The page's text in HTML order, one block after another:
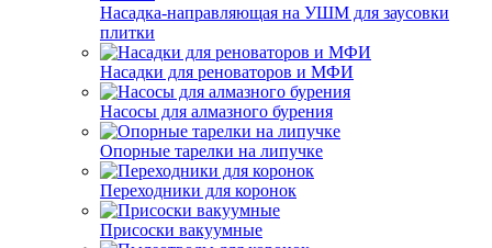
Насадка-направляющая на УШМ для заусовки
плитки
Насадки для реноваторов и МФИ
Насосы для алмазного бурения
Опорные тарелки на липучке
Переходники для коронок
Присоски вакуумные